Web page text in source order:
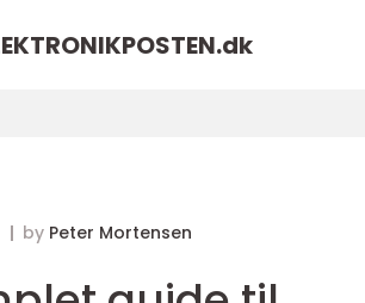
dk
by Peter Mortensen